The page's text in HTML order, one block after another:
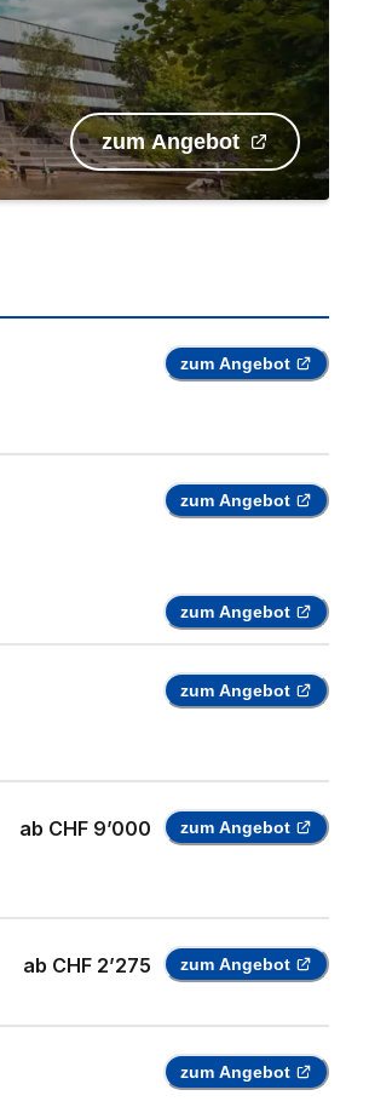
zum Angebot
zum Angebot
zum Angebot
zum Angebot
zum Angebot
ab CHF 9’000 zum Angebot
ab CHF 2’275 zum Angebot
zum Angebot